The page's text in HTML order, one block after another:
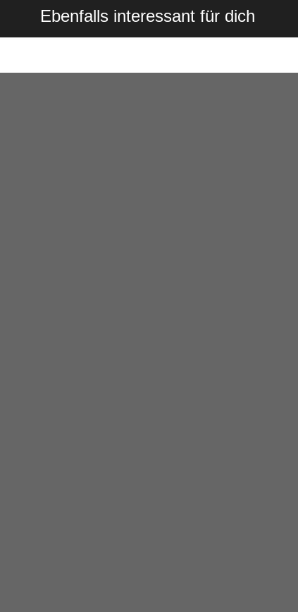
n
n
Ebenfalls interessant für dich